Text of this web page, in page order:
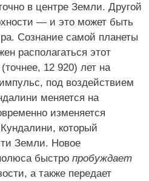
в центре Земли. Другой
— и это может быть
Сознание самой планеты
располагаться этот
12 920) лет на
под воздействием
меняется на
изменяется
который
Земли. Новое
быстро пробуждает
а также передает